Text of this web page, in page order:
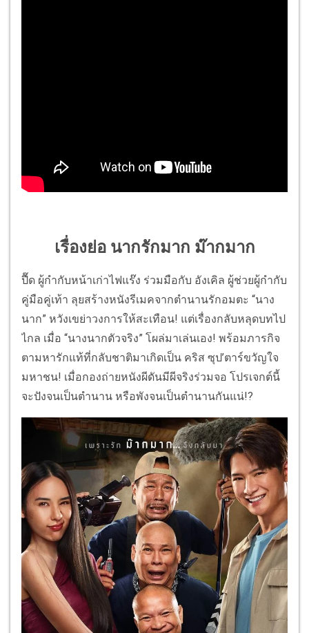
เรื่องย่อ นากรักมาก ม๊ากมาก
ปื๊ด ผู้กำกับหน้าเก่าไฟแร๊ง ร่วมมือกับ อังเคิล ผู้ช่วยผู้กำกับ
คู่มือคู่เท้า ลุยสร้างหนังรีเมคจากตำนานรักอมตะ “นาง
นาก” หวังเขย่าวงการให้สะเทือน! แต่เรื่องกลับหลุดบทไป
ไกล เมื่อ “นางนากตัวจริง” โผล่มาเล่นเอง! พร้อมภารกิจ
ตามหารักแท้ที่กลับชาติมาเกิดเป็น คริส ซุป’ตาร์ขวัญใจ
มหาชน! เมื่อกองถ่ายหนังผีดันมีผีจริงร่วมจอ โปรเจกต์นี้
จะปังจนเป็นตำนาน หรือพังจนเป็นตำนานกันแน่!?